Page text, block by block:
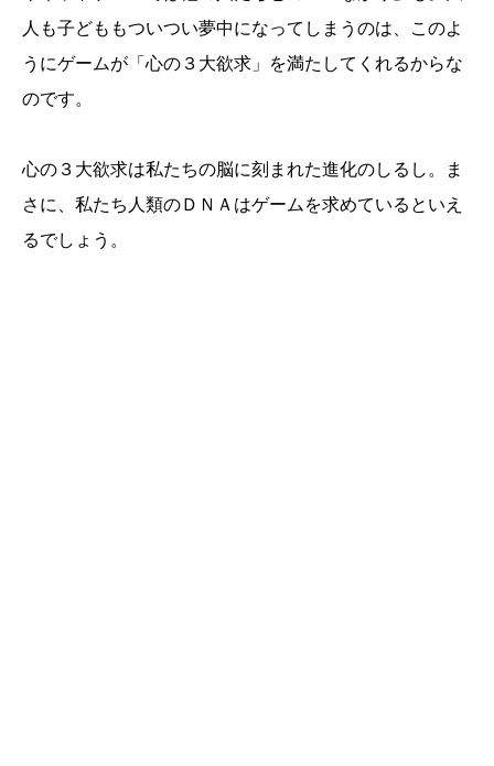
人も子どももついつい夢中になってしまうのは、このよ
うにゲームが「心の３大欲求」を満たしてくれるからな
のです。
心の３大欲求は私たちの脳に刻まれた進化のしるし。ま
さに、私たち人類のＤＮＡはゲームを求めているといえ
るでしょう。